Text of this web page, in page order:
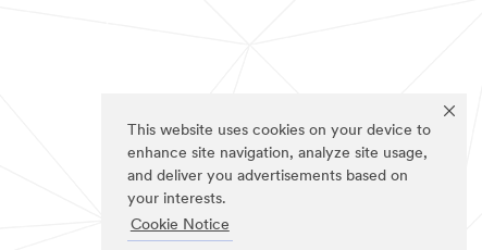
This website uses cookies on your device to
enhance site navigation, analyze site usage,
and deliver you advertisements based on
your interests.
Cookie Notice